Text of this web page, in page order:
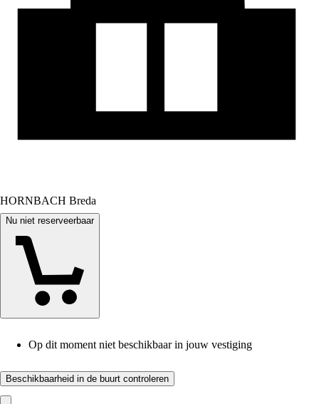
HORNBACH Breda
Nu niet reserveerbaar
Op dit moment niet beschikbaar in jouw vestiging
Beschikbaarheid in de buurt controleren